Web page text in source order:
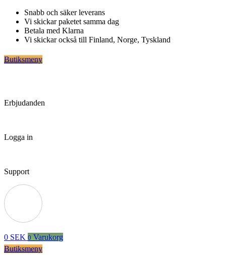
Hoppa
innehåll
Snabb och säker leverans
Vi skickar paketet samma dag
Betala med Klarna
Vi skickar också till Finland, Norge, Tyskland
Butiksmeny
Erbjudanden
Logga in
Support
0 SEK 0 Varukorg
Butiksmeny